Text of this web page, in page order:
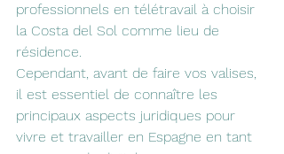
professionnels en télétravail à choisir
la Costa del Sol comme lieu de
résidence.
Cependant, avant de faire vos valises,
il est essentiel de connaître les
principaux aspects juridiques pour
vivre et travailler en Espagne en tant